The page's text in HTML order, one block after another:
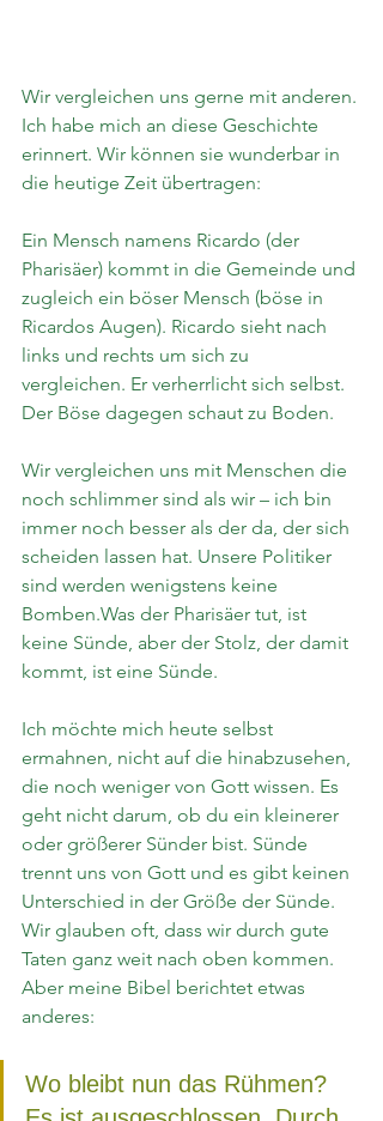
Wir vergleichen uns gerne mit anderen.
Ich habe mich an diese Geschichte
erinnert. Wir können sie wunderbar in
die heutige Zeit übertragen:
Ein Mensch namens Ricardo (der
Pharisäer) kommt in die Gemeinde und
zugleich ein böser Mensch (böse in
Ricardos Augen). Ricardo sieht nach
links und rechts um sich zu
vergleichen. Er verherrlicht sich selbst.
Der Böse dagegen schaut zu Boden.
Wir vergleichen uns mit Menschen die
noch schlimmer sind als wir – ich bin
immer noch besser als der da, der sich
scheiden lassen hat. Unsere Politiker
sind werden wenigstens keine
Bomben.Was der Pharisäer tut, ist
keine Sünde, aber der Stolz, der damit
kommt, ist eine Sünde.
Ich möchte mich heute selbst
ermahnen, nicht auf die hinabzusehen,
die noch weniger von Gott wissen. Es
geht nicht darum, ob du ein kleinerer
oder größerer Sünder bist. Sünde
trennt uns von Gott und es gibt keinen
Unterschied in der Größe der Sünde.
Wir glauben oft, dass wir durch gute
Taten ganz weit nach oben kommen.
Aber meine Bibel berichtet etwas
anderes:
Wo bleibt nun das Rühmen?